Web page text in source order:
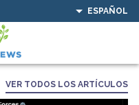
ESPAÑOL
VER TODOS LOS ARTÍCULOS